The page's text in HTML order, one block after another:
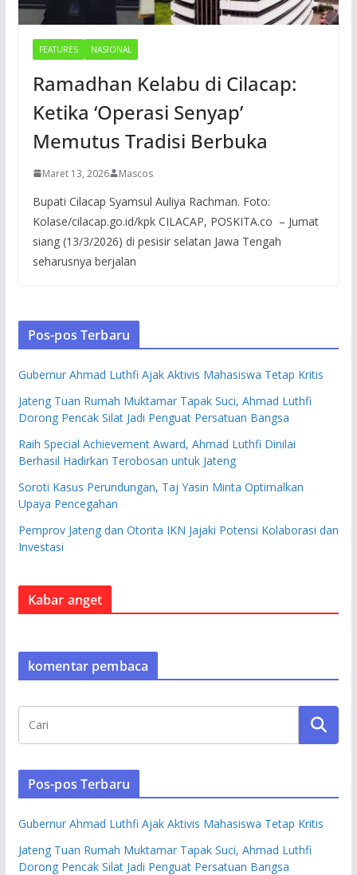
FEATURES NASIONAL
Ramadhan Kelabu di Cilacap:
Ketika ‘Operasi Senyap’
Memutus Tradisi Berbuka
Maret 13, 2026 Mascos
Bupati Cilacap Syamsul Auliya Rachman. Foto:
Kolase/cilacap.go.id/kpk CILACAP, POSKITA.co – Jumat
siang (13/3/2026) di pesisir selatan Jawa Tengah
seharusnya berjalan
Pos-pos Terbaru
Gubernur Ahmad Luthfi Ajak Aktivis Mahasiswa Tetap Kritis
Jateng Tuan Rumah Muktamar Tapak Suci, Ahmad Luthfi
Dorong Pencak Silat Jadi Penguat Persatuan Bangsa
Raih Special Achievement Award, Ahmad Luthfi Dinilai
Berhasil Hadirkan Terobosan untuk Jateng
Soroti Kasus Perundungan, Taj Yasin Minta Optimalkan
Upaya Pencegahan
Pemprov Jateng dan Otorita IKN Jajaki Potensi Kolaborasi dan
Investasi
Kabar anget
komentar pembaca
Pos-pos Terbaru
Gubernur Ahmad Luthfi Ajak Aktivis Mahasiswa Tetap Kritis
Jateng Tuan Rumah Muktamar Tapak Suci, Ahmad Luthfi
Dorong Pencak Silat Jadi Penguat Persatuan Bangsa